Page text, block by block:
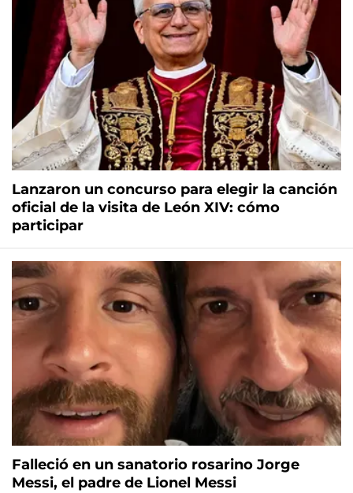
Lanzaron un concurso para elegir la canción
oficial de la visita de León XIV: cómo
participar
Falleció en un sanatorio rosarino Jorge
Messi, el padre de Lionel Messi